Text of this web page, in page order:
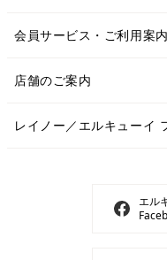
会員サービス・ご利用案内
店舗のご案内
レイノー／エルキューイ
エル